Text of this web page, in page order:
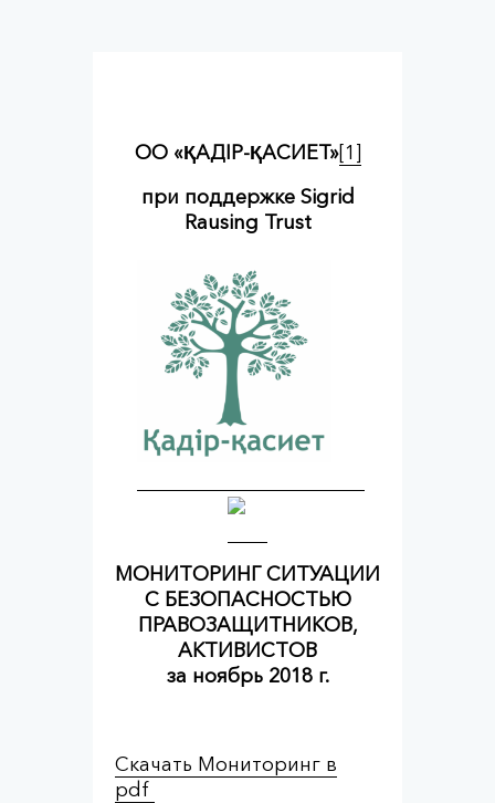
ОО «ҚАДІР-ҚАСИЕТ»[1]
при поддержке Sigrid
Rausing Trust
МОНИТОРИНГ СИТУАЦИИ
С БЕЗОПАСНОСТЬЮ
ПРАВОЗАЩИТНИКОВ,
АКТИВИСТОВ
за ноябрь 2018 г.
Скачать Мониторинг в
pdf